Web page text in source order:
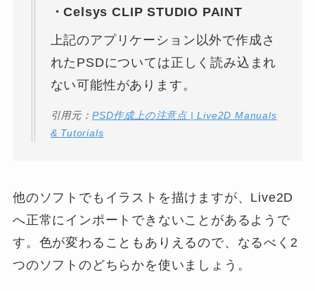
・Celsys CLIP STUDIO PAINT
上記のアプリケーション以外で作成さ
れたPSDについては正しく読み込まれ
ない可能性があります。
引用元： PSD作成上の注意点 | Live2D Manuals
& Tutorials
他のソフトでもイラストを描けますが、Live2D
へ正常にインポートできないことがあるようで
す。色が変わることもありえるので、なるべく2
つのソフトのどちらかを使いましょう。